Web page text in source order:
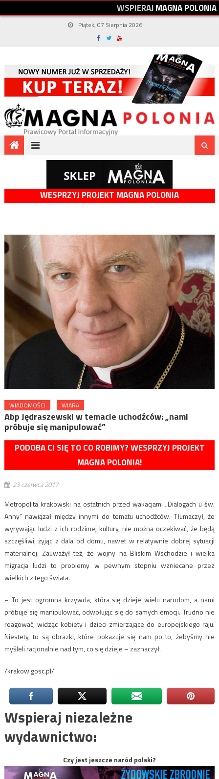
WSPIERAJMAGNAPOLONIA
Piątek, 07 Sierpnia 2026
WESPRZYJ PROJEKT MAGNA POLONIA
WIADOMOŚCI WIARA
Abp Jędraszewski w temacie uchodźców: „nami
próbuje się manipulować”
PODOBA CI SIĘ TO CO ROBIMY? WESPRZYJ PROJEKT
MAGNA POLONIA!
23 czerwca 2017
Metropolita krakowski na ostatnich przed wakacjami „Dialogach u św.
Anny” nawiązał między innymi do tematu uchodźców. Tłumaczył, że
wyrywając ludzi z ich rodzimej kultury, nie można oczekiwać, że będą
szczęśliwi, żyjąc z dala od domu, nawet w relatywnie dobrej sytuacji
materialnej. Zauważył też, że wojny na Bliskim Wschodzie i wielka
migracja ludzi to problemy w pewnym stopniu wzniecane przez
wielkich z tego świata.
– To jest ogromna krzywda, która się dzieje wielu narodom, a nami
próbuje się manipulować, odwołując się do samych emocji. Trudno nie
reagować, widząc kobiety i dzieci zmierzające do europejskiego raju.
Niestety, to są obrazki, które pokazuje się nam po to, żebyśmy nie
myśleli racjonalnie nad tym, co się dzieje – zaznaczył.
/krakow.gosc.pl/
Wspieraj niezależne
wydawnictwo:
Czy jest jeszcze naród polski?